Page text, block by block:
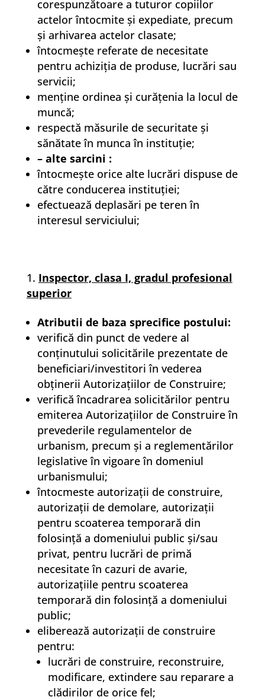
corespunzătoare a tuturor copiilor
actelor întocmite şi expediate, precum
şi arhivarea actelor clasate;
întocmeşte referate de necesitate
pentru achiziţia de produse, lucrări sau
servicii;
menţine ordinea şi curăţenia la locul de
muncă;
respectă măsurile de securitate şi
sănătate în munca în instituţie;
– alte sarcini :
întocmeşte orice alte lucrări dispuse de
către conducerea instituţiei;
efectuează deplasări pe teren în
interesul serviciului;
Inspector, clasa I, gradul profesional
superior
Atributii de baza sprecifice postului:
verifică din punct de vedere al
conţinutului solicitările prezentate de
beneficiari/investitori în vederea
obţinerii Autorizaţiilor de Construire;
verifică încadrarea solicitărilor pentru
emiterea Autorizaţiilor de Construire în
prevederile regulamentelor de
urbanism, precum şi a reglementărilor
legislative în vigoare în domeniul
urbanismului;
întocmeste autorizaţii de construire,
autorizaţii de demolare, autorizaţii
pentru scoaterea temporară din
folosinţă a domeniului public şi/sau
privat, pentru lucrări de primă
necesitate în cazuri de avarie,
autorizaţiile pentru scoaterea
temporară din folosinţă a domeniului
public;
eliberează autorizaţii de construire
pentru:
lucrări de construire, reconstruire,
modificare, extindere sau reparare a
clădirilor de orice fel;